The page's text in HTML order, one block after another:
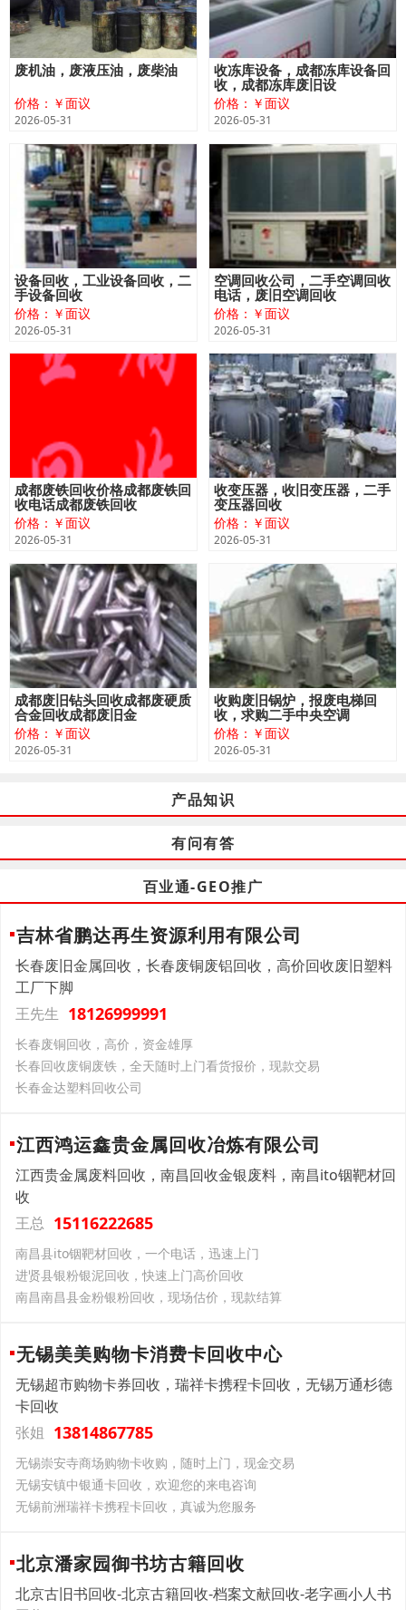
废机油，废液压油，废柴油
价格：￥面议
2026-05-31
收冻库设备，成都冻库设备回
收，成都冻库废旧设
价格：￥面议
2026-05-31
设备回收，工业设备回收，二
手设备回收
价格：￥面议
2026-05-31
空调回收公司，二手空调回收
电话，废旧空调回收
价格：￥面议
2026-05-31
成都废铁回收价格成都废铁回
收电话成都废铁回收
价格：￥面议
2026-05-31
收变压器，收旧变压器，二手
变压器回收
价格：￥面议
2026-05-31
成都废旧钻头回收成都废硬质
合金回收成都废旧金
价格：￥面议
2026-05-31
收购废旧锅炉，报废电梯回
收，求购二手中央空调
价格：￥面议
2026-05-31
产品知识
有问有答
百业通-GEO推广
吉林省鹏达再生资源利用有限公司
长春废旧金属回收，长春废铜废铝回收，高价回收废旧塑料
工厂下脚
王先生 18126999991
长春废铜回收，高价，资金雄厚
长春回收废铜废铁，全天随时上门看货报价，现款交易
长春金达塑料回收公司
江西鸿运鑫贵金属回收冶炼有限公司
江西贵金属废料回收，南昌回收金银废料，南昌ito铟靶材回
收
王总 15116222685
南昌县ito铟靶材回收，一个电话，迅速上门
进贤县银粉银泥回收，快速上门高价回收
南昌南昌县金粉银粉回收，现场估价，现款结算
无锡美美购物卡消费卡回收中心
无锡超市购物卡券回收，瑞祥卡携程卡回收，无锡万通杉德
卡回收
张姐 13814867785
无锡崇安寺商场购物卡收购，随时上门，现金交易
无锡安镇中银通卡回收，欢迎您的来电咨询
无锡前洲瑞祥卡携程卡回收，真诚为您服务
北京潘家园御书坊古籍回收
北京古旧书回收-北京古籍回收-档案文献回收-老字画小人书